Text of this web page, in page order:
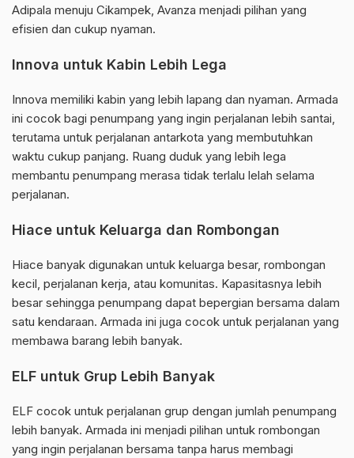
Adipala menuju Cikampek, Avanza menjadi pilihan yang
efisien dan cukup nyaman.
Innova untuk Kabin Lebih Lega
Innova memiliki kabin yang lebih lapang dan nyaman. Armada
ini cocok bagi penumpang yang ingin perjalanan lebih santai,
terutama untuk perjalanan antarkota yang membutuhkan
waktu cukup panjang. Ruang duduk yang lebih lega
membantu penumpang merasa tidak terlalu lelah selama
perjalanan.
Hiace untuk Keluarga dan Rombongan
Hiace banyak digunakan untuk keluarga besar, rombongan
kecil, perjalanan kerja, atau komunitas. Kapasitasnya lebih
besar sehingga penumpang dapat bepergian bersama dalam
satu kendaraan. Armada ini juga cocok untuk perjalanan yang
membawa barang lebih banyak.
ELF untuk Grup Lebih Banyak
ELF cocok untuk perjalanan grup dengan jumlah penumpang
lebih banyak. Armada ini menjadi pilihan untuk rombongan
yang ingin perjalanan bersama tanpa harus membagi